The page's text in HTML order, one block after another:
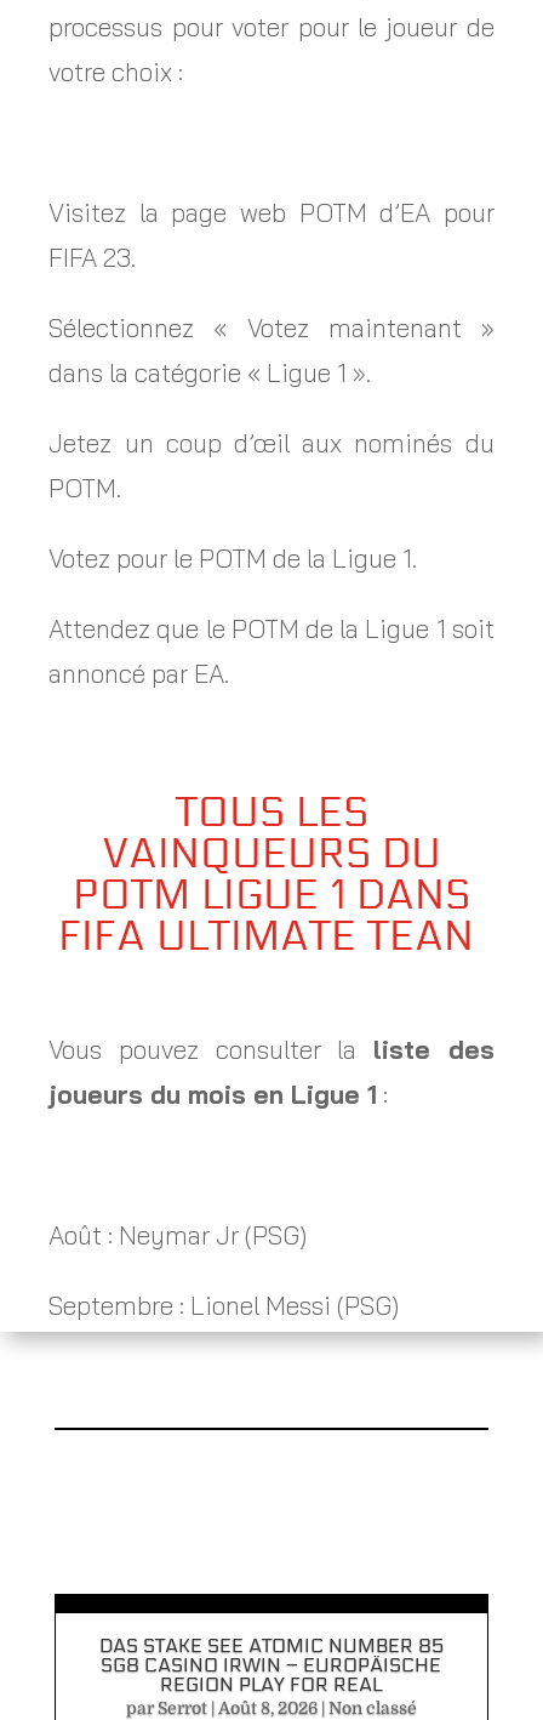
processus pour voter pour le joueur de
votre choix :
Visitez la page web POTM d’EA pour
FIFA 23.
Sélectionnez « Votez maintenant »
dans la catégorie « Ligue 1 ».
Jetez un coup d’œil aux nominés du
POTM.
Votez pour le POTM de la Ligue 1.
Attendez que le POTM de la Ligue 1 soit
annoncé par EA.
TOUS LES
VAINQUEURS DU
POTM LIGUE 1 DANS
FIFA ULTIMATE TEAN
Vous pouvez consulter la liste des
joueurs du mois en Ligue 1 :
Août : Neymar Jr (PSG)
Septembre : Lionel Messi (PSG)
DAS STAKE SEE ATOMIC NUMBER 85
SG8 CASINO IRWIN – EUROPÄISCHE
REGION PLAY FOR REAL
parSerrot| Août 8, 2026|Non classé